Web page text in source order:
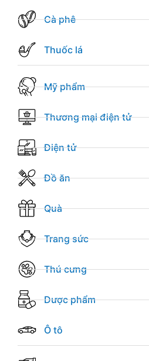
Cà phê
Thuốc lá
Mỹ phẩm
Thương mại điện tử
Điện tử
Đồ ăn
Quà
Trang sức
Thú cưng
Dược phẩm
Ô tô